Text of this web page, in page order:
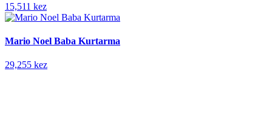
15,511 kez
Mario Noel Baba Kurtarma
29,255 kez